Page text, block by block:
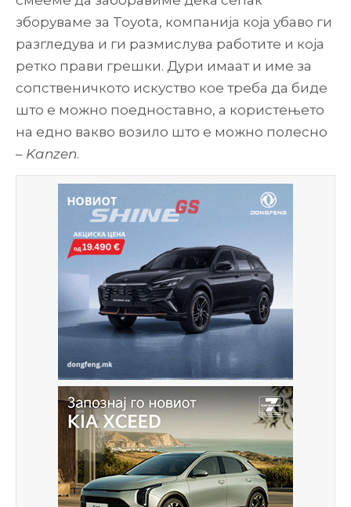
зборуваме за Toyota, компанија која убаво ги
разгледува и ги размислува работите и која
ретко прави грешки. Дури имаат и име за
сопственичкото искуство кое треба да биде
што е можно поедноставно, а користењето
на едно вакво возило што е можно полесно
– Kanzen.